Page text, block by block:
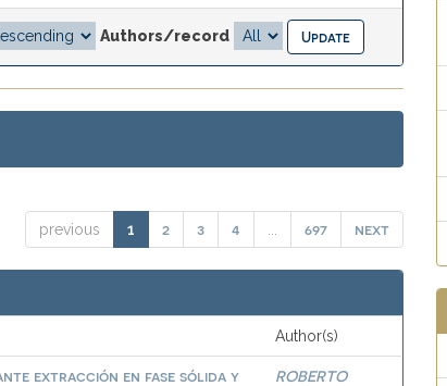
Authors/record
previous 1 2 3 4 697 next
Author(s)
extracción en fase sólida y
ROBERTO